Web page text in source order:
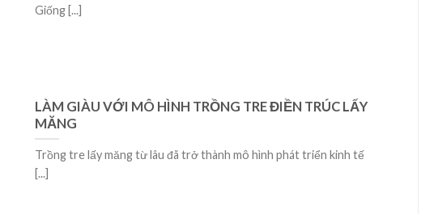
Giống [...]
LÀM GIÀU VỚI MÔ HÌNH TRỒNG TRE ĐIỀN TRÚC LẤY
MĂNG
Trồng tre lấy măng từ lâu đã trở thành mô hình phát triển kinh tế
[...]